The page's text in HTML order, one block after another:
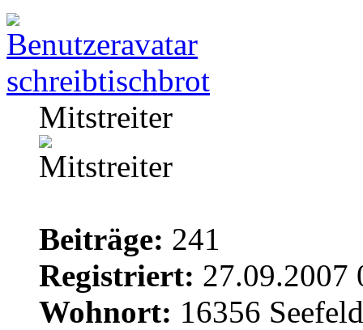
schreibtischbrot
Mitstreiter
Beiträge: 241
Registriert: 27.09.2007
Wohnort: 16356 Seefeld